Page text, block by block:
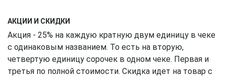
АКЦИИ И СКИДКИ
Акция - 25% на каждую кратную двум единицу в чеке
с одинаковым названием. То есть на вторую,
четвертую единицу сорочек в одном чеке. Первая и
третья по полной стоимости. Скидка идет на товар с